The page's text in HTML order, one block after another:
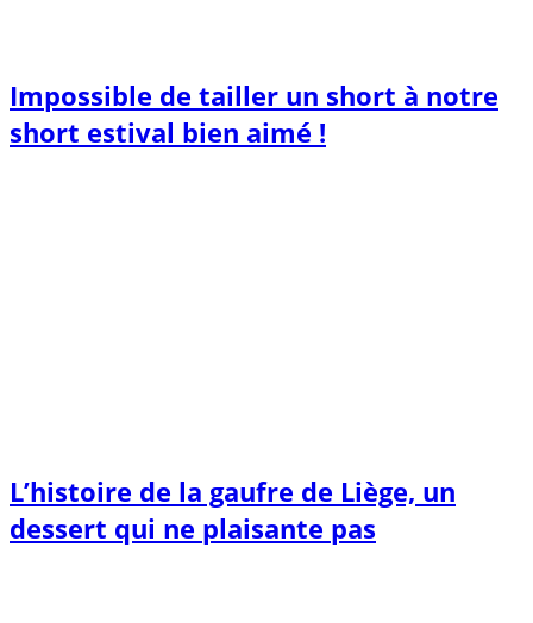
Impossible de tailler un short à notre
short estival bien aimé !
L’histoire de la gaufre de Liège, un
dessert qui ne plaisante pas